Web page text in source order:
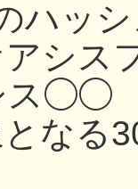
ハッ
アシス
ス◯◯
る